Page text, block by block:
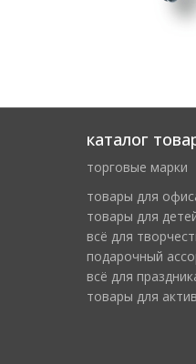
каталог
торговые марки
товары для
товары для
всё для
подарочный
всё для
товары для